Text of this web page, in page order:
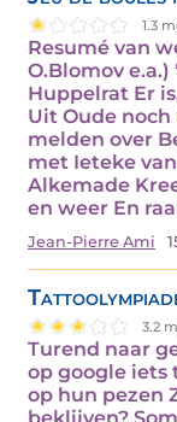
1.3
Resumé van
O.Blomov e.a.)
Huppelrat Er
Uit Oude
melden over
met Ieteke
Alkemade
en weer En
Jean-Pierre Ami
3.2
Turend naar
op google iets
op hun pezen